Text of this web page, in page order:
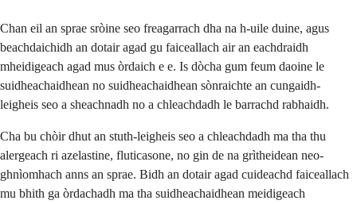
Chan eil an sprae sròine seo freagarrach dha na h-uile duine, agus
beachdaichidh an dotair agad gu faiceallach air an eachdraidh
mheidigeach agad mus òrdaich e e. Is dòcha gum feum daoine le
suidheachaidhean no suidheachaidhean sònraichte an cungaidh-
leigheis seo a sheachnadh no a chleachdadh le barrachd rabhaidh.
Cha bu chòir dhut an stuth-leigheis seo a chleachdadh ma tha thu
alergeach ri azelastine, fluticasone, no gin de na grìtheidean neo-
ghnìomhach anns an sprae. Bidh an dotair agad cuideachd faiceallach
mu bhith ga òrdachadh ma tha suidheachaidhean meidigeach